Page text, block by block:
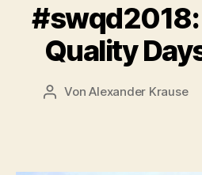
Quality
Beitragsautor
VonAlexander Krause